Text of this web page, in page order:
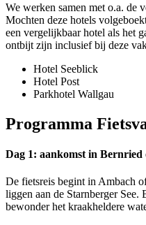
We werken samen met o.a. de
Mochten deze hotels
een vergelijkbaar hotel als het
ontbijt zijn inclusief bij deze
Hotel Seeblick
Hotel Post
Parkhotel Wallgau
Programma
Dag 1: aankomst in Bernried
De fietsreis begint in Ambach
liggen aan de Starnberger See.
bewonder het kraakheldere